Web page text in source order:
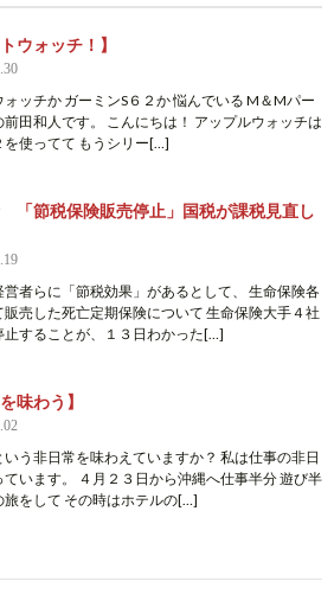
ウォッチ！】
ォッチか ガーミンS６２か 悩んでいる M＆Mパー
前田和人です。 こんにちは！ アップルウォッチは
を使ってて もうシリー[…]
「節税保険販売停止」国税が課税見直し
営者らに「節税効果」があるとして、 生命保険各
販売した死亡定期保険について 生命保険大手４社
止することが、１３日わかった[…]
味わう】
いう非日常を味わえていますか？ 私は仕事の非日
ています。 ４月２３日から沖縄へ仕事半分 遊び半
旅をして その時はホテルの[…]